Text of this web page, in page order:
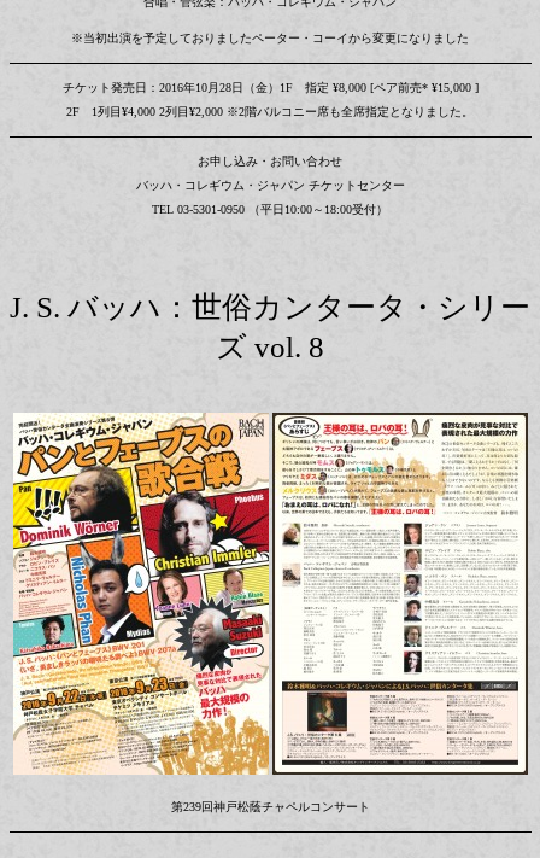
※当初出演を予定しておりましたペーター・コーイから変更になりました
チケット発売日：2016年10月28日（金）1F 指定 ¥8,000 [ペア前売* ¥15,000 ]
2F 1列目¥4,000 2列目¥2,000 ※2階バルコニー席も全席指定となりました。
お申し込み・お問い合わせ
バッハ・コレギウム・ジャパン チケットセンター
TEL 03-5301-0950 （平日10:00～18:00受付）
J. S. バッハ：世俗カンタータ・シリー
ズ vol. 8
第239回神戸松蔭チャペルコンサート